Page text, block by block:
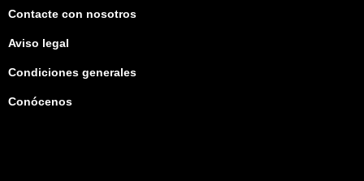
Contacte con nosotros
Aviso legal
Condiciones generales
Conócenos